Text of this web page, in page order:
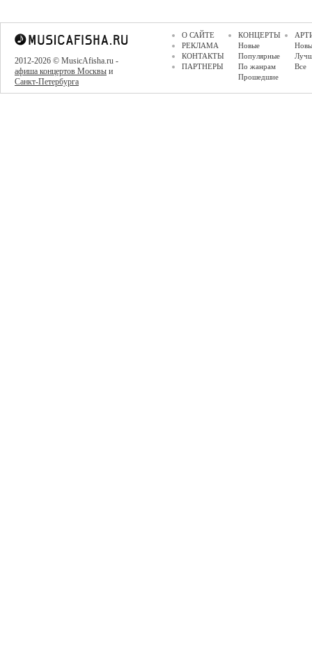
2012-2026 © MusicAfisha.ru -
афиша концертов Москвы и
Санкт-Петербурга
О САЙТЕ
РЕКЛАМА
КОНТАКТЫ
ПАРТНЕРЫ
КОНЦЕРТЫ
Новые
Популярные
По жанрам
Прошедшие
Все